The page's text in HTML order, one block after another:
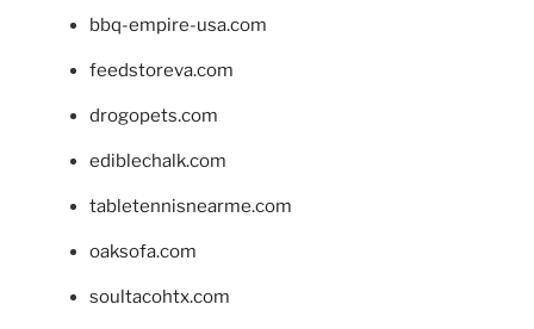
bbq-empire-usa.com
feedstoreva.com
drogopets.com
ediblechalk.com
tabletennisnearme.com
oaksofa.com
soultacohtx.com